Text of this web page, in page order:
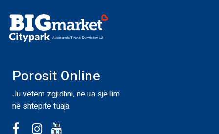
Porosit Online
Ju vetëm zgjidhni, ne ua sjellim
në shtëpitë tuaja.